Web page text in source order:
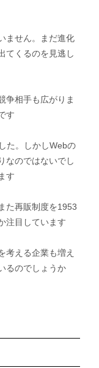
ません。まだ進化
てくるのを見逃し
争相手も広がりま
す
た。しかしWebの
なのではないでし
す
た再販制度を1953
注目しています
考える企業も増え
るのでしょうか